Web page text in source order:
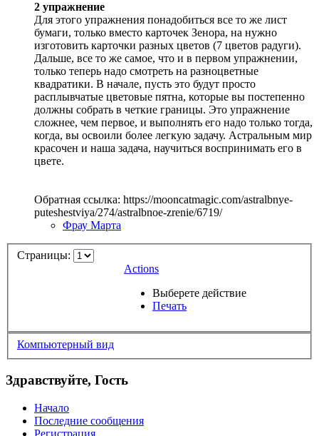
2 упражнение
Для этого упражнения понадобиться все то же лист
бумаги, только вместо карточек Зенора, на нужно
изготовить карточки разных цветов (7 цветов радуги).
Дальше, все то же самое, что и в первом упражнении,
только теперь надо смотреть на разноцветные
квадратики. В начале, пусть это будут просто
расплывчатые цветовые пятна, которые вы постепенно
должны собрать в четкие границы. Это упражнение
сложнее, чем первое, и выполнять его надо только тогда,
когда, вы освоили более легкую задачу. Астральным мир
красочен и наша задача, научиться воспринимать его в
цвете.
Обратная ссылка: https://mooncatmagic.com/astralbnye-
puteshestviya/274/astralbnoe-zrenie/6719/
Фрау Марта
Страницы:
Actions
Выберете действие
Печать
Компьютерный вид
Здравствуйте, Гость
Начало
Последние сообщения
Регистрация